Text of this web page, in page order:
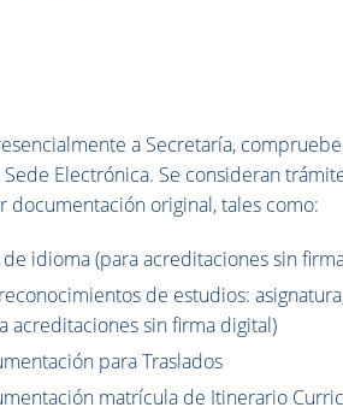
a Secretaría,
Electrónica. Se consideran
documentación original, tales como:
idioma (para acreditaciones sin
de estudios:
acreditaciones sin firma digital)
para Traslados
matrícula de Itinerario